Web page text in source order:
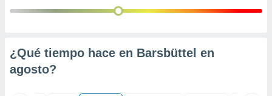
¿Qué tiempo hace en Barsbüttel en
agosto?